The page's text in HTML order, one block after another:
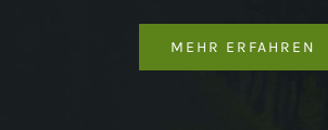
MEHR ERFAHREN